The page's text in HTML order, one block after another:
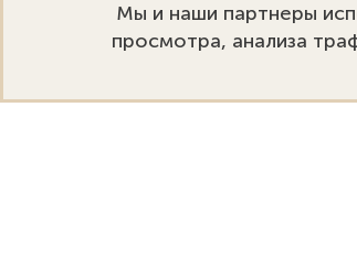
Монеты
Мы и наши партнеры
просмотра, анализа